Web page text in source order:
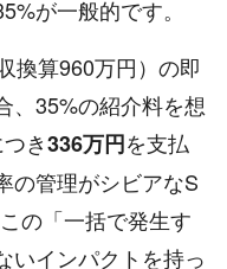
が一般的です。
換算960万円）の即
、35%の紹介料を想
き336万円を支払
の管理がシビアなS
の「一括で発生す
いインパクトを持っ